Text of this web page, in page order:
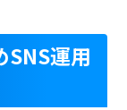
運用